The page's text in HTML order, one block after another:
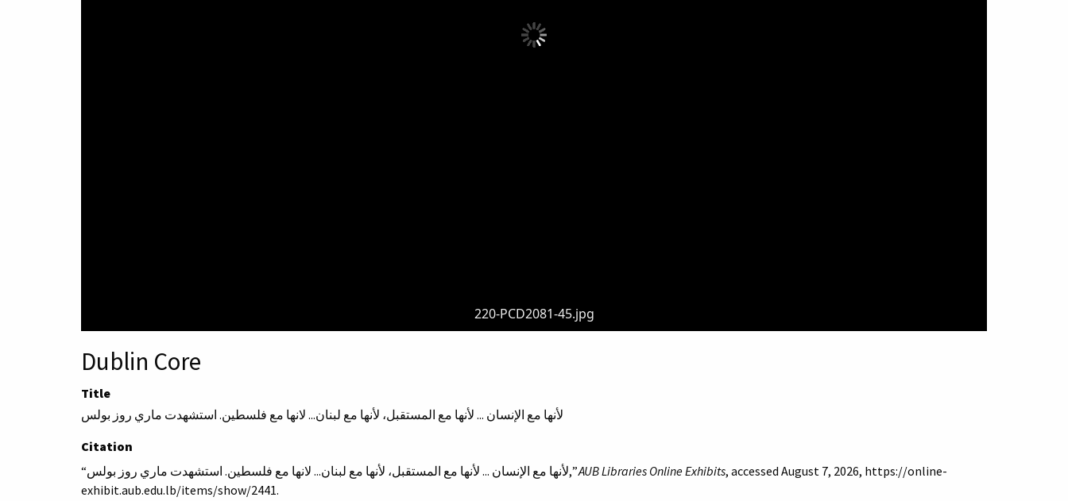
220-PCD2081-45.jpg
Dublin Core
Title
لأنها مع الإنسان ... لأنها مع المستقبل، لأنها مع لبنان... لانها مع فلسطين. استشهدت ماري روز بولس
Citation
“لأنها مع الإنسان ... لأنها مع المستقبل، لأنها مع لبنان... لانها مع فلسطين. استشهدت ماري روز بولس,”AUB Libraries Online Exhibits, accessed August 7, 2026, https://online-
exhibit.aub.edu.lb/items/show/2441.